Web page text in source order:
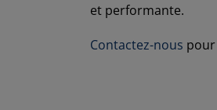
et performante.
Contactez-nous